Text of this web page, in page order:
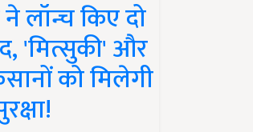
लॉन्च किए दो
'मित्सुकी' और
को मिलेगी